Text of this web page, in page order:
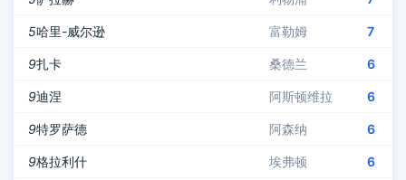
5哈里-威尔逊 富勒姆 7
9扎卡 桑德兰 6
9迪涅 阿斯顿维拉 6
9特罗萨德 阿森纳 6
9格拉利什 埃弗顿 6